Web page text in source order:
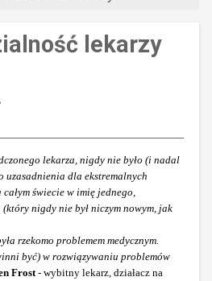
lekarzy
lekarza, nigdy nie było (i nadal
uzasadnienia dla ekstremalnych
świecie w imię jednego,
nigdy nie był niczym nowym, jak
rzekomo problemem medycznym.
być) w rozwiązywaniu problemów
Frost - wybitny lekarz, działacz na